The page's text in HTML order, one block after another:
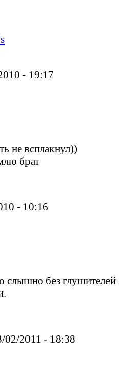
- 19:17
не всплакнул))
брат
- 10:16
слышно без глушителей
02/2011 - 18:38